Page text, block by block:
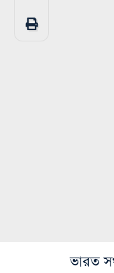
ভারত